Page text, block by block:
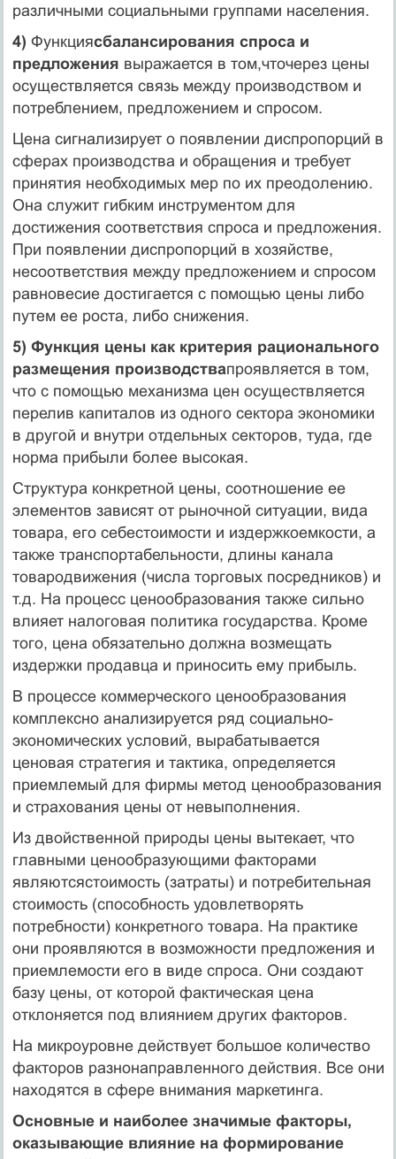
различными социальными группами населения.
4) Функциясбалансирования спроса и
предложения выражается в том,чточерез цены
осуществляется связь между производством и
потреблением, предложением и спросом.
Цена сигнализирует о появлении диспропорций в
сферах производства и обращения и требует
принятия необходимых мер по их преодолению.
Она служит гибким инструментом для
достижения соответствия спроса и пред­ложения.
При появлении диспропорций в хозяйстве,
несоответствия меж­ду предложением и спросом
равновесие достигается с помощью цены либо
путем ее роста, либо снижения.
5) Функция цены как критерия рационального
размещения производствапроявляется в том,
что с помощью механизма цен осуще­ствляется
перелив капиталов из одного сектора экономики
в другой и внутри отдельных секторов, туда, где
норма прибыли более высокая.
Структура конкретной цены, соотношение ее
элементов зависят от рыночной ситуации, вида
товара, его себестоимости и издержкоемкости, а
также транспортабельности, длины канала
товародвижения (числа торговых посредников) и
т.д. На процесс ценообразования также сильно
влияет налоговая политика государства. Кроме
того, цена обязательно должна возмещать
издержки продавца и приносить ему прибыль.
В процессе коммерческого ценообразования
комплексно анализируется ряд социально-
экономических условий, вырабатывается
ценовая стратегия и тактика, определяется
приемлемый для фирмы метод ценообразования
и страхования цены от невыполнения.
Из двойственной природы цены вытекает, что
главными ценообразующими факторами
являютсястоимость (затраты) и потребительная
стоимость (способность удовлетворять
потребности) конкретного товара. На практике
они проявляются в возможности предложения и
приемлемости его в виде спроса. Они создают
базу цены, от которой фактическая цена
отклоняется под влиянием других факторов.
На микроуровне действует большое количество
факторов разнонаправленного действия. Все они
находятся в сфере внимания маркетинга.
Основные и наиболее значимые факторы,
оказывающие влияние на формирование